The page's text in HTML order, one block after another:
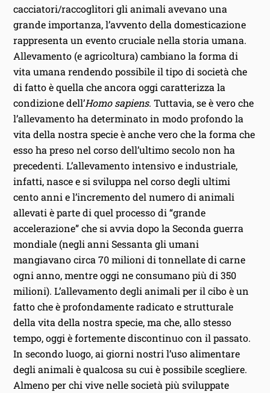
cacciatori/raccoglitori gli animali avevano una
grande importanza, l’avvento della domesticazione
rappresenta un evento cruciale nella storia umana.
Allevamento (e agricoltura) cambiano la forma di
vita umana rendendo possibile il tipo di società che
di fatto è quella che ancora oggi caratterizza la
condizione dell’Homo sapiens. Tuttavia, se è vero che
l’allevamento ha determinato in modo profondo la
vita della nostra specie è anche vero che la forma che
esso ha preso nel corso dell’ultimo secolo non ha
precedenti. L’allevamento intensivo e industriale,
infatti, nasce e si sviluppa nel corso degli ultimi
cento anni e l’incremento del numero di animali
allevati è parte di quel processo di “grande
accelerazione” che si avvia dopo la Seconda guerra
mondiale (negli anni Sessanta gli umani
mangiavano circa 70 milioni di tonnellate di carne
ogni anno, mentre oggi ne consumano più di 350
milioni). L’allevamento degli animali per il cibo è un
fatto che è profondamente radicato e strutturale
della vita della nostra specie, ma che, allo stesso
tempo, oggi è fortemente discontinuo con il passato.
In secondo luogo, ai giorni nostri l’uso alimentare
degli animali è qualcosa su cui è possibile scegliere.
Almeno per chi vive nelle società più sviluppate